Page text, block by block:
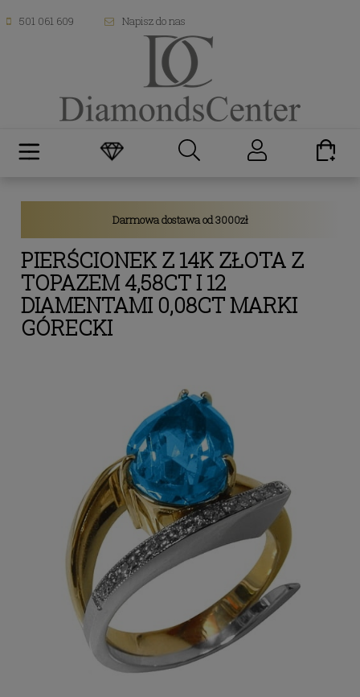
501 061 609 Napisz do nas
Darmowa dostawa od 3000zł
PIERŚCIONEK Z 14K ZŁOTA Z
TOPAZEM 4,58CT I 12
DIAMENTAMI 0,08CT MARKI
GÓRECKI